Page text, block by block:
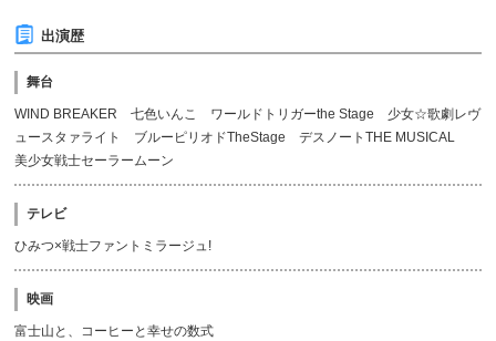
出演歴
舞台
WIND BREAKER 七色いんこ ワールドトリガーthe Stage 少女☆歌劇レヴ
ュースタァライト ブルーピリオドTheStage デスノートTHE MUSICAL
美少女戦士セーラームーン
テレビ
ひみつ×戦士ファントミラージュ!
映画
富士山と、コーヒーと幸せの数式